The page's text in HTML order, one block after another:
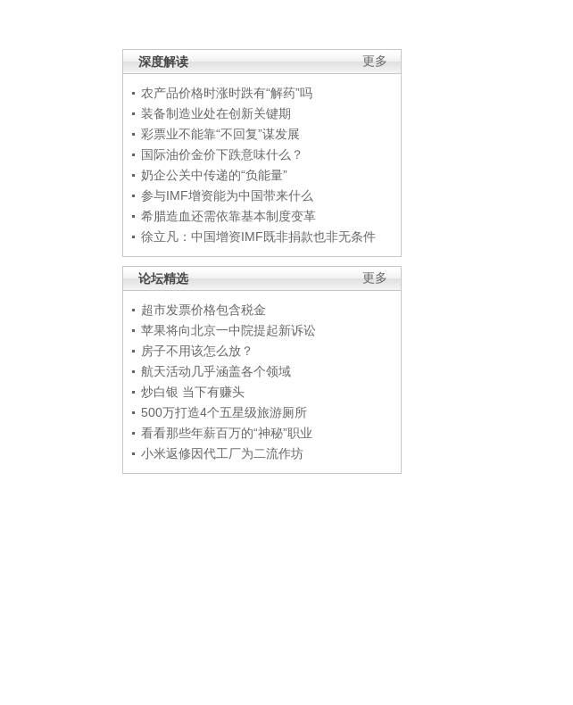
更多
深度解读
农产品价格时涨时跌有“解药”吗
装备制造业处在创新关键期
彩票业不能靠“不回复”谋发展
国际油价金价下跌意味什么？
奶企公关中传递的“负能量”
参与IMF增资能为中国带来什么
希腊造血还需依靠基本制度变革
徐立凡：中国增资IMF既非捐款也非无条件
更多
论坛精选
超市发票价格包含税金
苹果将向北京一中院提起新诉讼
房子不用该怎么放？
航天活动几乎涵盖各个领域
炒白银 当下有赚头
500万打造4个五星级旅游厕所
看看那些年薪百万的“神秘”职业
小米返修因代工厂为二流作坊